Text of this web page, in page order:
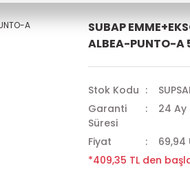
SUBAP
ALBEA-PUNTO-
Stok Kodu
Garanti
Süresi
24 Ay
Fiyat
69,94
*409,35 TL den